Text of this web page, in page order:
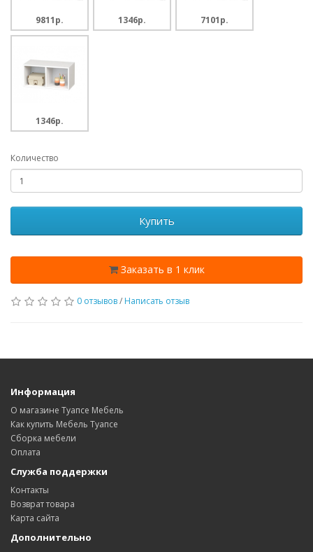
9811p. 1346p. 7101p.
1346p.
Количество
Купить
Заказать в 1 клик
0 отзывов/ Написать отзыв
Информация
О магазине Туапсе Мебель
Как купить Мебель Туапсе
Сборка мебели
Оплата
Служба поддержки
Контакты
Возврат товара
Карта сайта
Дополнительно